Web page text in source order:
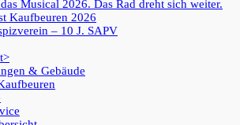
Musical 2026. Das Rad dreht sich weiter.
Kaufbeuren 2026
– 10 J. SAPV
& Gebäude